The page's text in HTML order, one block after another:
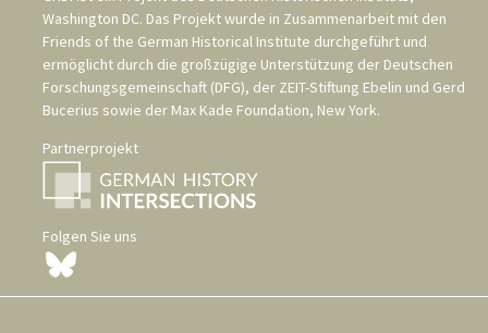
Washington DC. Das Projekt wurde in Zusammenarbeit mit den
Friends of the German Historical Institute durchgeführt und
ermöglicht durch die großzügige Unterstützung der Deutschen
Forschungsgemeinschaft (DFG), der ZEIT-Stiftung Ebelin und Gerd
Bucerius sowie der Max Kade Foundation, New York.
Partnerprojekt
Folgen Sie uns